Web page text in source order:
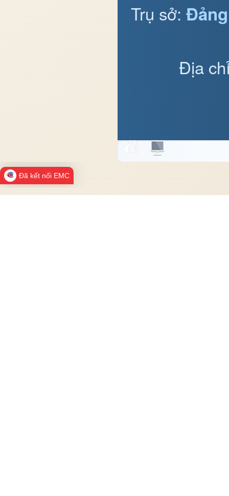
Trụ sở:
Địa
Đã kết nối EMC